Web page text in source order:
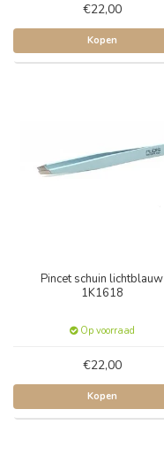
€22,00
Kopen
Pincet schuin lichtblauw
1K1618
Op voorraad
€22,00
Kopen